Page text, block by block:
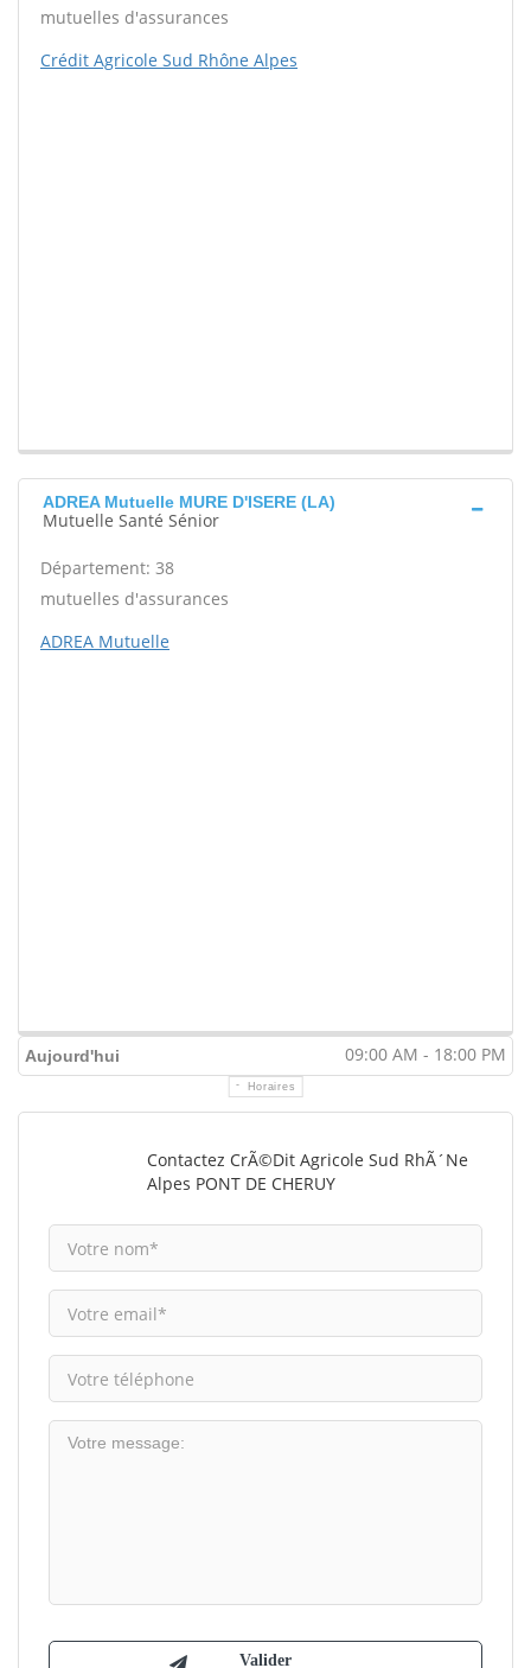
mutuelles d'assurances
Crédit Agricole Sud Rhône Alpes
ADREA Mutuelle MURE D'ISERE (LA)
Mutuelle Santé Sénior
Département: 38
mutuelles d'assurances
ADREA Mutuelle
Aujourd'hui 09:00 AM - 18:00 PM
Horaires
Contactez CrÃ©dit Agricole Sud RhÃ´ne
Alpes PONT DE CHERUY